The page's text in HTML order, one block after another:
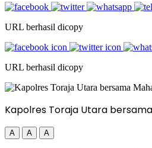
URL berhasil dicopy
URL berhasil dicopy
Kapolres Toraja Utara
A A A